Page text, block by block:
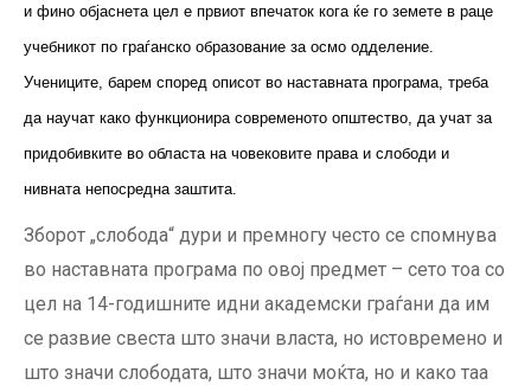
и фино објаснета цел е првиот впечаток кога ќе го земете в раце
учебникот по граѓанско образование за осмо одделение.
Учениците, барем според описот во наставната програма, треба
да научат како функционира современото општество, да учат за
придобивките во областа на човековите права и слободи и
нивната непосредна заштита.
Зборот „слобода“ дури и премногу често се спомнува
во наставната програма по овој предмет – сето тоа со
цел на 14-годишните идни академски граѓани да им
се развие свеста што значи власта, но истовремено и
што значи слободата, што значи моќта, но и како таа